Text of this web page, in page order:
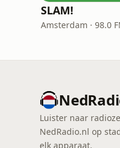
SLAM!
Amsterdam · 98.0
Luister naar
NedRadio.nl op
elk apparaat.